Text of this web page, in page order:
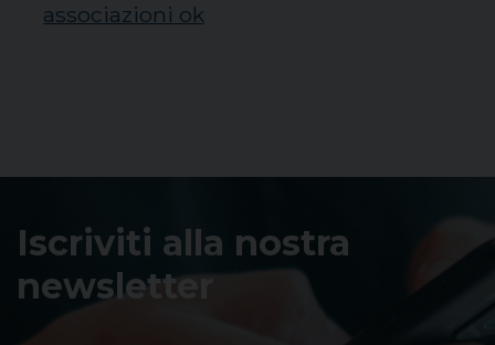
associazioni ok
Iscriviti alla nostra
newsletter